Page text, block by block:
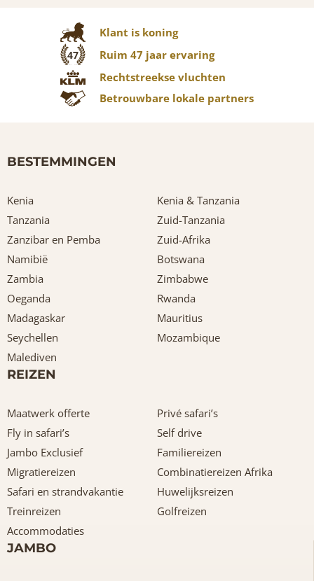
Klant is koning
47
Ruim 47 jaar ervaring
Rechtstreekse vluchten
Betrouwbare lokale partners
BESTEMMINGEN
Kenia
Kenia & Tanzania
Tanzania
Zuid-Tanzania
Zanzibar en Pemba
Zuid-Afrika
Namibië
Botswana
Zambia
Zimbabwe
Oeganda
Rwanda
Madagaskar
Mauritius
Seychellen
Mozambique
Malediven
REIZEN
Maatwerk offerte
Privé safari’s
Fly in safari’s
Self drive
Jambo Exclusief
Familiereizen
Migratiereizen
Combinatiereizen Afrika
Safari en strandvakantie
Huwelijksreizen
Treinreizen
Golfreizen
Accommodaties
JAMBO